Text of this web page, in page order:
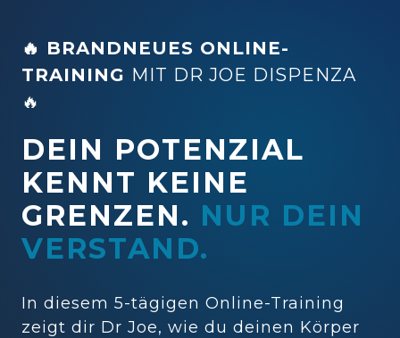
🔥 BRANDNEUES ONLINE-
TRAINING MIT DR JOE DISPENZA
🔥
DEIN POTENZIAL
KENNT KEINE
GRENZEN. NUR
VERSTAND.
In diesem 5-tägigen Online-Training
zeigt dir Dr Joe, wie du deinen Körper